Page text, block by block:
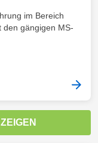
im Bereich
den gängigen MS-